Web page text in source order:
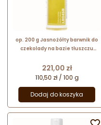
op. 200 g Jasnożółty barwnik do
czekolady na bazie tłuszczu
Lemon Pavoni Italia
Cena
221,00 zł
110,50 zł / 100 g
Dodaj do koszyka